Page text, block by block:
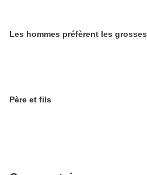
Les hommes préfèrent les grosses
Père et fils